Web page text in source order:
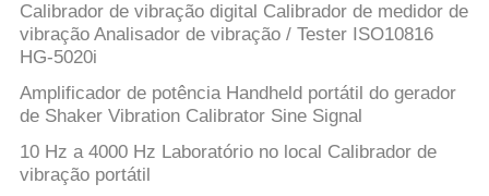
Calibrador de vibração digital Calibrador de medidor de
vibração Analisador de vibração / Tester ISO10816
HG-5020i
Amplificador de potência Handheld portátil do gerador
de Shaker Vibration Calibrator Sine Signal
10 Hz a 4000 Hz Laboratório no local Calibrador de
vibração portátil